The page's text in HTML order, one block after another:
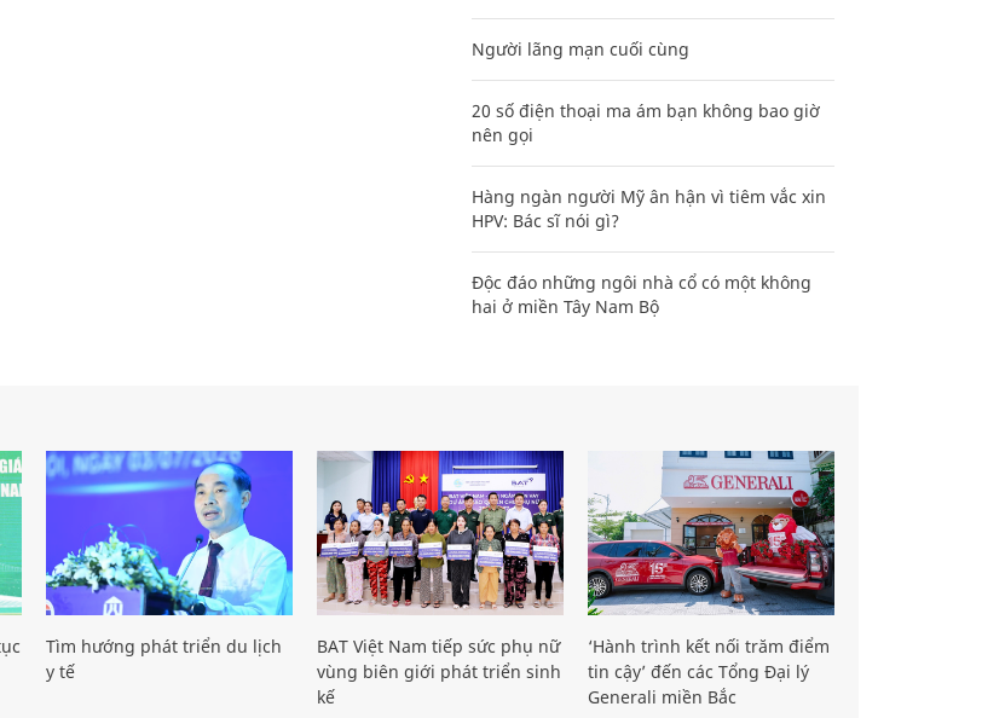
Người lãng mạn cuối cùng
20 số điện thoại ma ám bạn không bao giờ
nên gọi
Hàng ngàn người Mỹ ân hận vì tiêm vắc xin
HPV: Bác sĩ nói gì?
Độc đáo những ngôi nhà cổ có một không
hai ở miền Tây Nam Bộ
Tìm hướng phát triển du lịch
y tế
BAT Việt Nam tiếp sức phụ nữ
vùng biên giới phát triển sinh
kế
‘Hành trình kết nối trăm điểm
tin cậy’ đến các Tổng Đại lý
Generali miền Bắc